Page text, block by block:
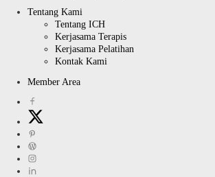
Tentang Kami
Tentang ICH
Kerjasama Terapis
Kerjasama Pelatihan
Kontak Kami
Member Area